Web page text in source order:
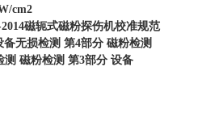
cm2
磁轭式磁粉探伤机校准规范
备无损检测 第4部分 磁粉检测
测 磁粉检测 第3部分 设备